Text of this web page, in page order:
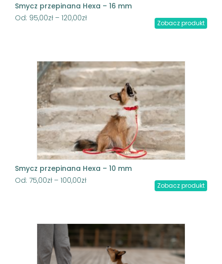
Smycz przepinana Hexa – 16 mm
Od: 95,00zł – 120,00zł
Zobacz produkt
Smycz przepinana Hexa – 10 mm
Od: 75,00zł – 100,00zł
Zobacz produkt